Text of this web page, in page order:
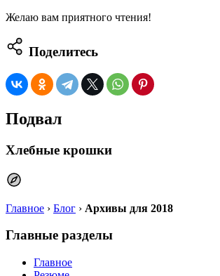
Желаю вам приятного чтения!
Поделитесь
Подвал
Хлебные крошки
Главное › Блог › Архивы для 2018
Главные разделы
Главное